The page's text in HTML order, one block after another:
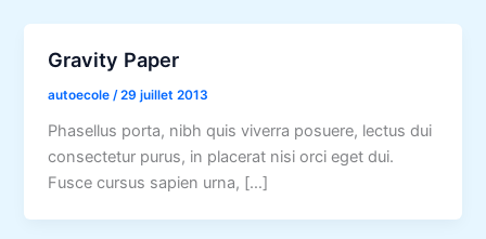
Gravity Paper
autoecole/29 juillet 2013
Phasellus porta, nibh quis viverra posuere, lectus dui
consectetur purus, in placerat nisi orci eget dui.
Fusce cursus sapien urna, […]